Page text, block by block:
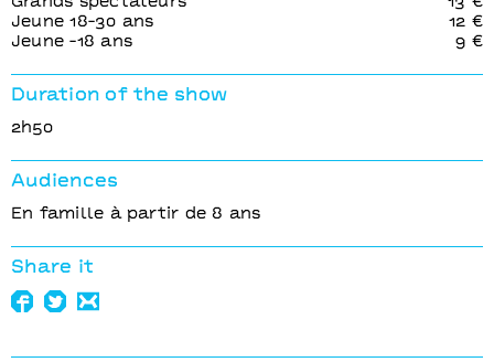
Jeune 18-30 ans
12 €
Jeune -18 ans
9 €
Duration of the show
2h50
Audiences
En famille à partir de 8 ans
Share it